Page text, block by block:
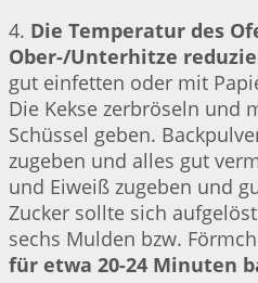
4. Die Temperatur des
Ober-/Unterhitze
gut einfetten oder mit
Die Kekse zerbröseln und
Schüssel geben.
zugeben und alles gut
und Eiweiß zugeben und
Zucker sollte sich
sechs Mulden bzw.
für etwa 20-24 Minuten